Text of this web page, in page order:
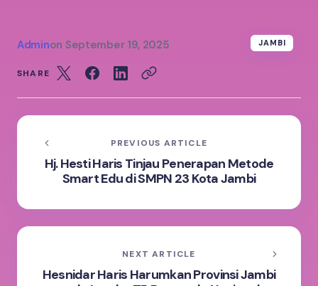
Adminon September 19, 2025 JAMBI
SHARE
PREVIOUS ARTICLE
Hj. Hesti Haris Tinjau Penerapan Metode
Smart Edu di SMPN 23 Kota Jambi
NEXT ARTICLE
Hesnidar Haris Harumkan Provinsi Jambi